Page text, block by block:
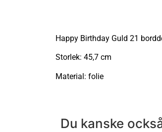
Happy Birthday Guld 21
Storlek: 45,7 cm
Material: folie
Du kanske